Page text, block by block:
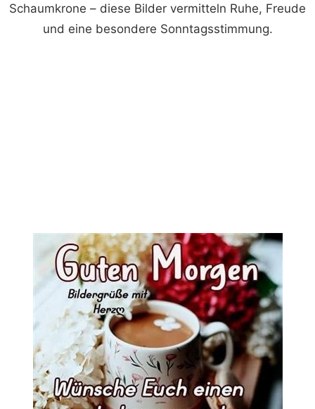
Schaumkrone – diese Bilder vermitteln Ruhe, Freude
und eine besondere Sonntagsstimmung.